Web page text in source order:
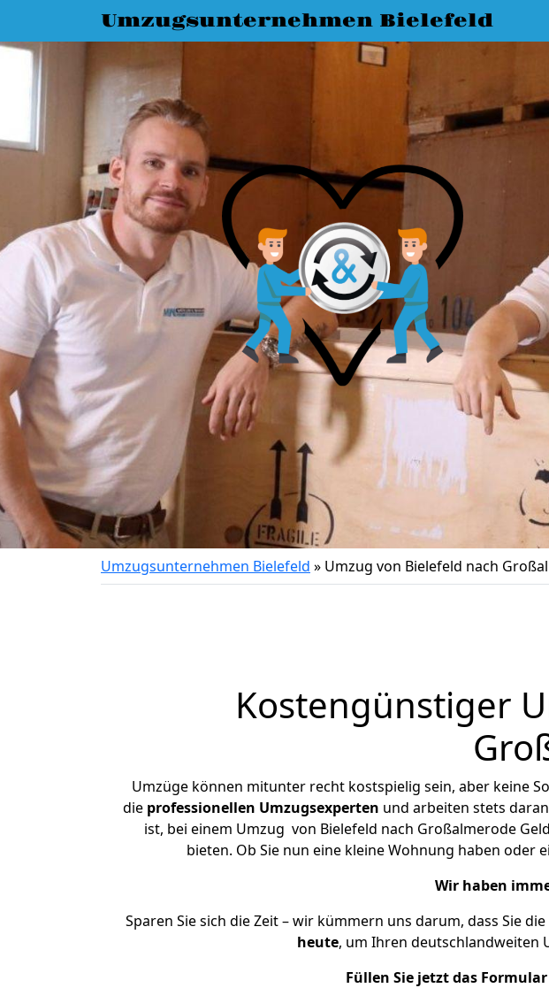
Umzugsunternehmen Bielefeld
Umzugsunternehmen Bielefeld » Umzug von Bielefeld nach
Kostengünstiger
Umzüge können mitunter recht kostspielig sein, aber keine
die professionellen Umzugsexperten und arbeiten stets
ist, bei einem Umzug von Bielefeld nach Großalmerode
bieten. Ob Sie nun eine kleine Wohnung haben oder
Wir haben
Sparen Sie sich die Zeit – wir kümmern uns darum, dass Sie
heute, um Ihren deutschlandweiten
Füllen Sie jetzt das